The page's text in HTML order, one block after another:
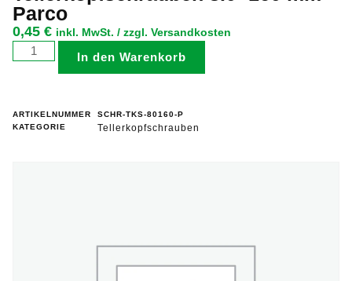
Parco
0,45 € inkl. MwSt. / zzgl. Versandkosten
In den Warenkorb
ARTIKELNUMMER
SCHR-TKS-80160-P
KATEGORIE
Tellerkopfschrauben